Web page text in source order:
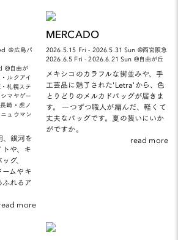
＠広島パ
自由が
ルクアイ
札幌ステ
マヤゲー
崎・虎ノ
ュウマン
銀河を
や、キ
グ、
ムやキ
れるア
more
MERCADO
2026.5.15 Fri - 2026.5.31 Sun @西宮阪急
2026.6.5 Fri - 2026.6.21 Sun @自由が丘
メキシコのカラフルな街並みや、手
工芸品に魅了された'Letra'から、色
とりどりのメルカドバッグが届きま
す。 一つずつ職人が編んだ、軽くて
丈夫なバッグです。夏の装いにいか
がですか。
read more